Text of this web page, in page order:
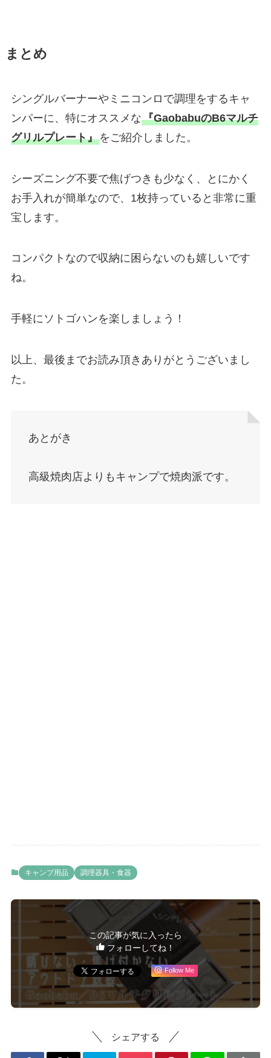
まとめ
シングルバーナーやミニコンロで調理をするキャ
ンパーに、特にオススメな『GaobabuのB6マルチ
グリルプレート』をご紹介しました。
シーズニング不要で焦げつきも少なく、とにかく
お手入れが簡単なので、1枚持っていると非常に重
宝します。
コンパクトなので収納に困らないのも嬉しいです
ね。
手軽にソトゴハンを楽しましょう！
以上、最後までお読み頂きありがとうございまし
た。
あとがき
高級焼肉店よりもキャンプで焼肉派です。
キャンプ用品 調理器具・食器
この記事が気に入ったら
フォローしてね！
Follow Me
シェアする